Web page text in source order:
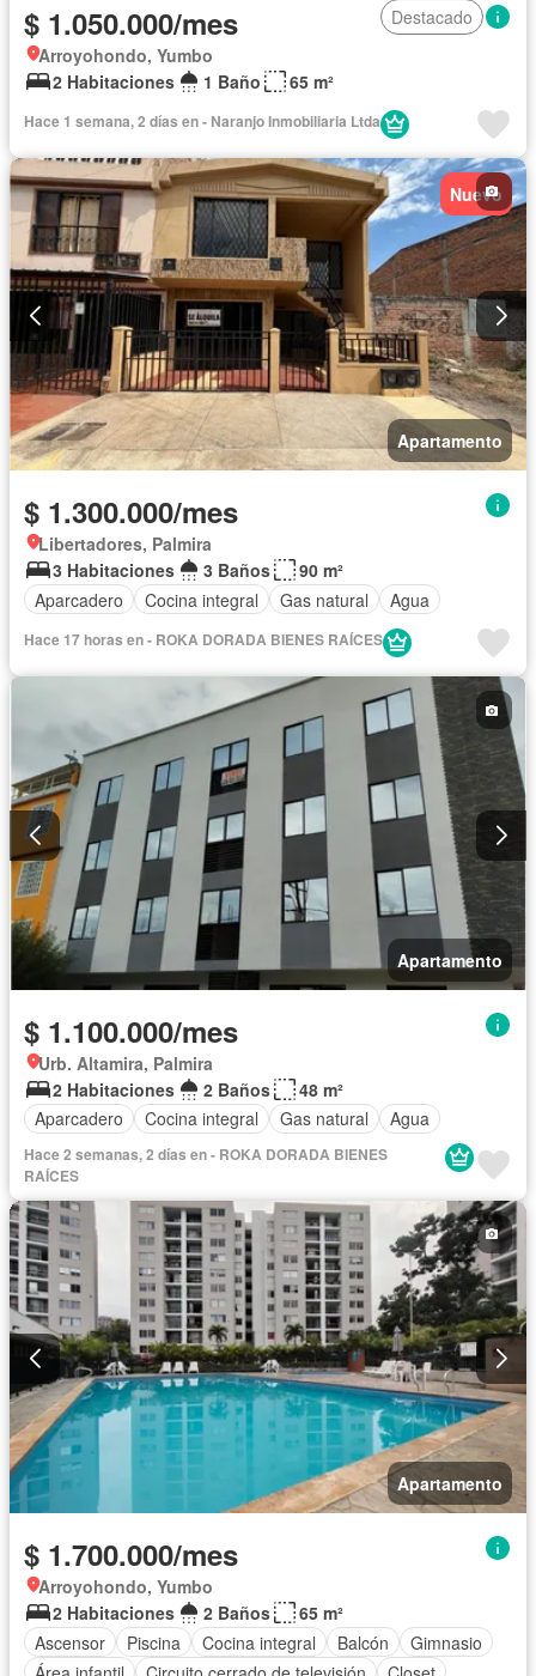
$ 1.050.000/mes
Destacado
Arroyohondo, Yumbo
2 Habitaciones
1 Baño 65 m²
Hace 1 semana, 2 días en - Naranjo Inmobiliaria Ltda
Nuevo
Apartamento
$ 1.300.000/mes
Libertadores, Palmira
3 Habitaciones
3 Baños
90 m²
Aparcadero
Cocina integral Gas natural Agua
Hace 17 horas en - ROKA DORADA BIENES RAÍCES
Apartamento
$ 1.100.000/mes
Urb. Altamira, Palmira
2 Habitaciones
2 Baños
48 m²
Aparcadero
Cocina integral Gas natural Agua
Hace 2 semanas, 2 días en - ROKA DORADA BIENES
RAÍCES
Apartamento
$ 1.700.000/mes
Arroyohondo, Yumbo
2 Habitaciones
2 Baños
65 m²
Ascensor
Piscina Cocina integral Balcón
Gimnasio